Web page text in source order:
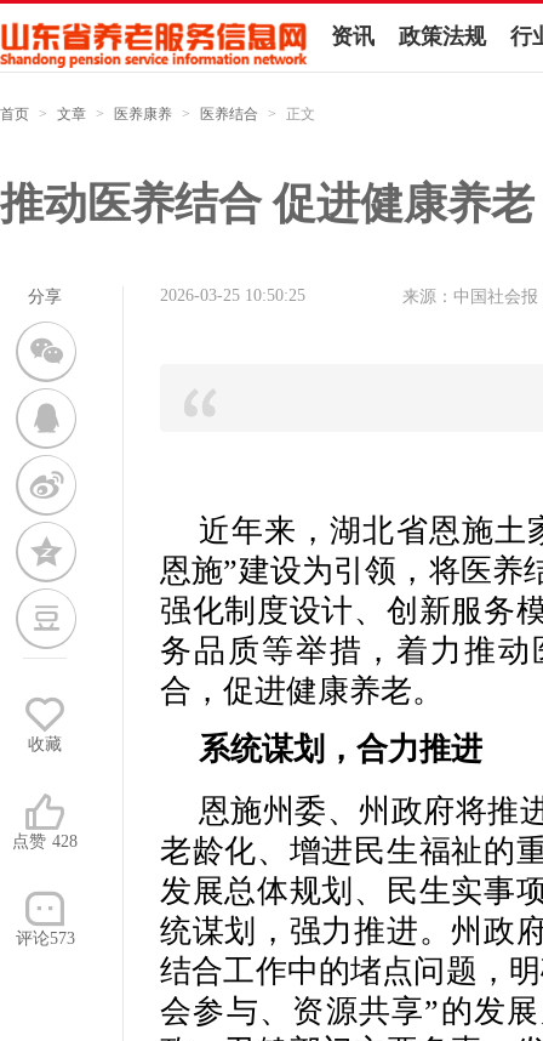
资讯 政策法规 行
首页 > 文章 > 医养康养 > 医养结合 > 正文
推动医养结合 促进健康养老
分享
收藏
点赞 428
评论573
2026-03-25 10:50:25 来源：中国社会报
近年来，湖北省恩施土
恩施”建设为引领，将医养
强化制度设计、创新服务
务品质等举措，着力推
合，促进健康养老。
系统谋划，合力推进
恩施州委、州政府将推
老龄化、增进民生福祉的
发展总体规划、民生实事
统谋划，强力推进。州政
结合工作中的堵点问题，
会参与、资源共享”的发